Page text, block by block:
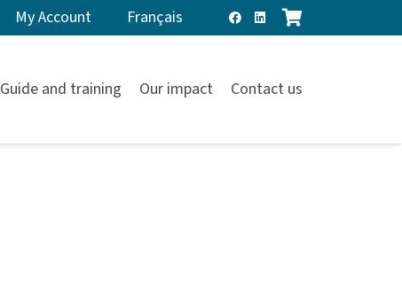
My Account Français
Guide and training Our impact Contact us